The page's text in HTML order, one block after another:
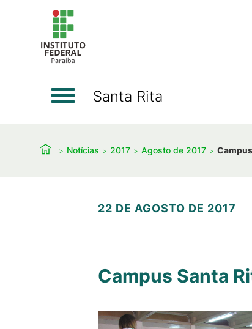
Santa Rita
Notícias 2017 Agosto de 2017
22 DE AGOSTO DE 2017
Campus Santa